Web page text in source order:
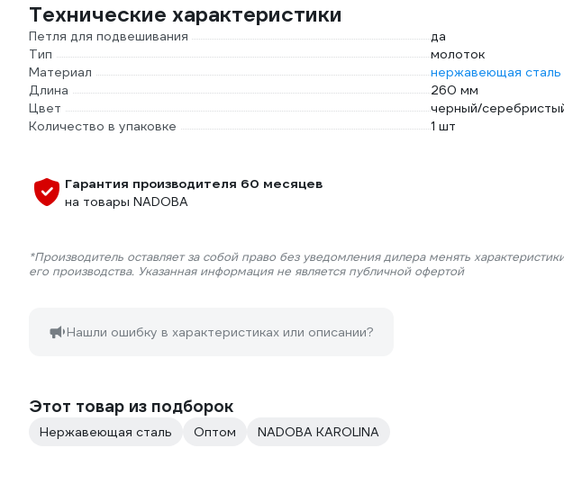
Технические характеристики
Петля для подвешивания
да
Тип
молоток
Материал
нержавеющая сталь
Длина
260 мм
Цвет
черный/
Количество в упаковке
1 шт
Гарантия производителя 60 месяцев
на товары NADOBA
*Производитель оставляет за собой право без уведомления дилера менять
его производства. Указанная информация не является публичной офертой
Нашли ошибку в характеристиках или описании?
Этот товар из подборок
Нержавеющая сталь Оптом NADOBA KAROLINA